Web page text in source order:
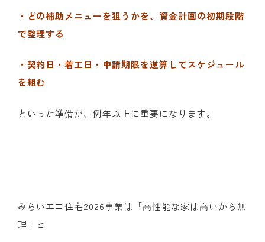
・どの補助メニューを狙うかを、資金計画の初期段階
で整理する
・契約日・着工日・申請期限を逆算してスケジュール
を組む
といった準備が、例年以上に重要になります。
みらいエコ住宅2026事業は「高性能な家は高いから無
理」と